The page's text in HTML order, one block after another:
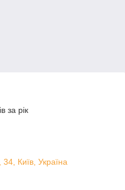
за рік
Київ, Україна